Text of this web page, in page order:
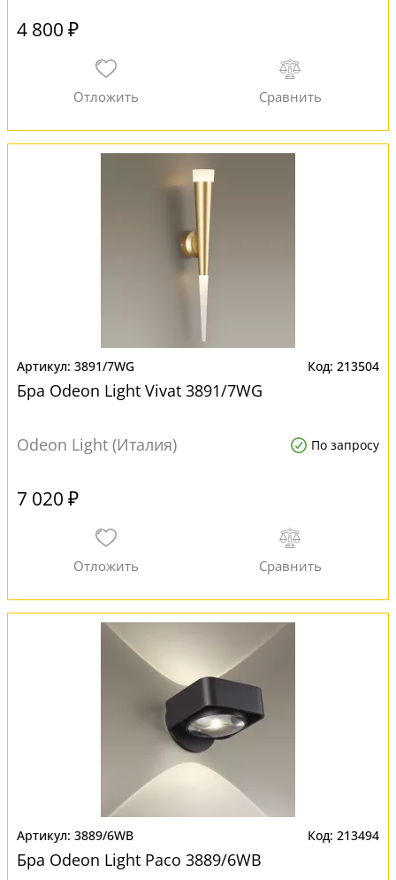
4 800 ₽
3891/7WG 213504
Бра Odeon Light Vivat 3891/7WG
Odeon Light (Италия) По запросу
7 020 ₽
3889/6WB 213494
Бра Odeon Light Paco 3889/6WB